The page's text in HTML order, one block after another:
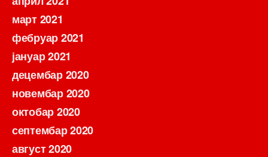
март 2021
фебруар 2021
јануар 2021
децембар 2020
новембар 2020
октобар 2020
септембар 2020
август 2020